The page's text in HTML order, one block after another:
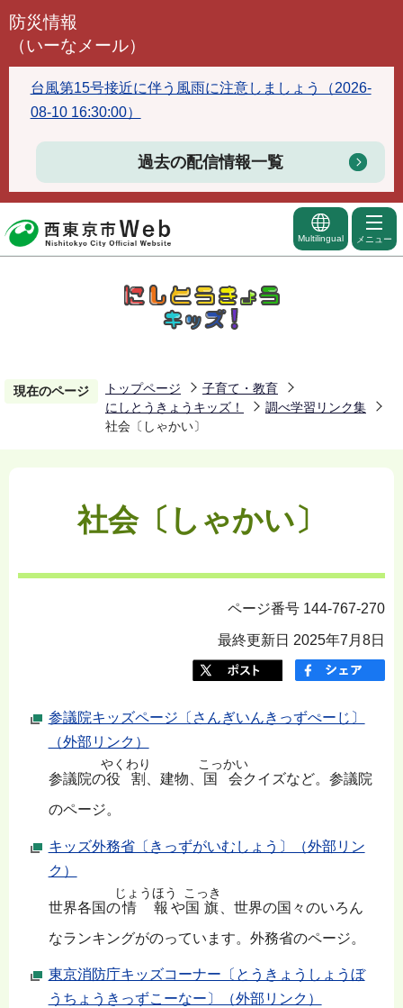
こ
で
す
防災情報
（いーなメール）
台風第15号接近に伴う風雨に注意しましょう（2026-
08-10 16:30:00）
過去の配信情報一覧
Multilingual メニュー
現在のページ トップページ
子育て・教育
にしとうきょうキッズ！
調べ学習リンク集
社会〔しゃかい〕
社会〔しゃかい〕
ページ番号 144-767-270
最終更新日 2025年7月8日
参議院キッズページ〔さんぎいんきっずぺーじ〕
（外部リンク）
参議院の役割
やくわり
、建物、 国会
こっかい
クイズなど。参議院
のページ。
キッズ外務省〔きっずがいむしょう〕（外部リン
ク）
世界各国の情報
じょうほう
や国旗
こっき
、世界の国々のいろん
なランキングがのっています。外務省のページ。
東京消防庁キッズコーナー〔とうきょうしょうぼ
うちょうきっずこーなー〕（外部リンク）